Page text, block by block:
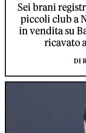
Sei brani
piccoli club a
in vendita su
ricavato
DI